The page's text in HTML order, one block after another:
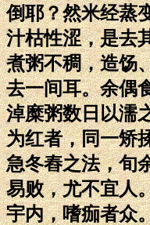
倒耶？然米经蒸
汁枯性涩，是去
煮粥不稠，造饧
去一间耳。余偶
淖糜粥数日以濡
为红者，同一矫
急冬舂之法，旬
易败，尤不宜人
宇内，嗜痂者众